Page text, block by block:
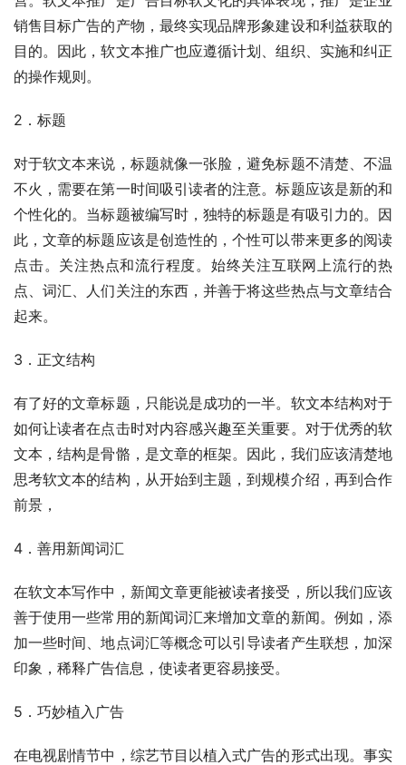
销售目标广告的产物，最终实现品牌形象建设和利益获取的
目的。因此，软文本推广也应遵循计划、组织、实施和纠正
的操作规则。
2．标题
对于软文本来说，标题就像一张脸，避免标题不清楚、不温
不火，需要在第一时间吸引读者的注意。标题应该是新的和
个性化的。当标题被编写时，独特的标题是有吸引力的。因
此，文章的标题应该是创造性的，个性可以带来更多的阅读
点击。关注热点和流行程度。始终关注互联网上流行的热
点、词汇、人们关注的东西，并善于将这些热点与文章结合
起来。
3．正文结构
有了好的文章标题，只能说是成功的一半。软文本结构对于
如何让读者在点击时对内容感兴趣至关重要。对于优秀的软
文本，结构是骨骼，是文章的框架。因此，我们应该清楚地
思考软文本的结构，从开始到主题，到规模介绍，再到合作
前景，
4．善用新闻词汇
在软文本写作中，新闻文章更能被读者接受，所以我们应该
善于使用一些常用的新闻词汇来增加文章的新闻。例如，添
加一些时间、地点词汇等概念可以引导读者产生联想，加深
印象，稀释广告信息，使读者更容易接受。
5．巧妙植入广告
在电视剧情节中，综艺节目以植入式广告的形式出现。事实